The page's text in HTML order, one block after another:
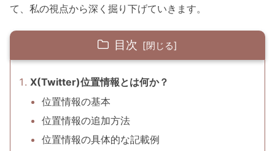
て、私の視点から深く掘り下げていきます。
目次
X(Twitter)位置情報とは何か？
位置情報の基本
位置情報の追加方法
位置情報の具体的な記載例